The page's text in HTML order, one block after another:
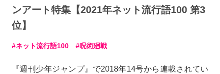
ンアート特集【2021年ネット流行語100 第3
位】
ネット流行語100 呪術廻戦
『週刊少年ジャンプ』で2018年14号から連載されてい